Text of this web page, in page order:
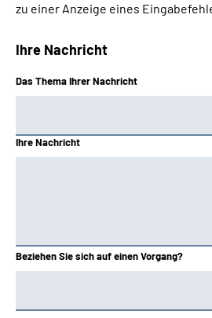
zu einer Anzeige eines
Ihre Nachricht
Das Thema Ihrer Nachricht
Ihre Nachricht
Beziehen Sie sich auf einen Vorgang?